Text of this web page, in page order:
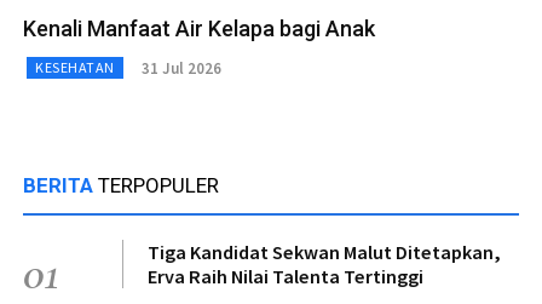
Kenali Manfaat Air Kelapa bagi Anak
KESEHATAN 31 Jul 2026
BERITA TERPOPULER
01
Tiga Kandidat Sekwan Malut Ditetapkan,
Erva Raih Nilai Talenta Tertinggi